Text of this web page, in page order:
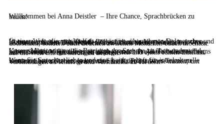
Willkommen bei Anna Deistler – Ihre Chance, Sprachbrücken zu bauen!
In einer Welt, die von Vielfalt geprägt ist, übernehmen Dolmetscher und Übersetzer eine entscheidende Rolle, indem sie Verständnis zwischen Kulturen schaffen. Bei Deistler Translations suchen wir nach leidenschaftlichen Dolmetschern und Übersetzern, die nicht nur Worte übersetzen, sondern auch Brücken zwischen Menschen bauen möchten.
Unsere Mission ist es, die Barrieren der Sprache zu überwinden und Kommunikation für alle zugänglich zu machen. Als Teil unseres Teams haben Sie die Möglichkeit, an inspirierenden Projekten teilzunehmen, internationale Veranstaltungen zu begleiten und einen echten Einfluss auf die Welt um uns herum zu nehmen.
Wenn Sie Sprachen lieben und eine Leidenschaft für interkulturelle Kommunikation haben, laden wir Sie ein, Teil unseres Teams zu werden. Lassen Sie uns gemeinsam die Kraft der Worte nutzen, um Verbindungen zu schaffen und Verständnis zu fördern.